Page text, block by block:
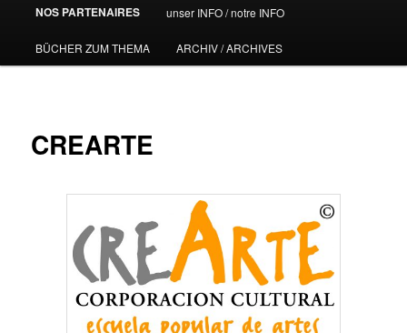
NOS PARTENAIRES unser INFO / notre INFO
BÜCHER ZUM THEMA ARCHIV / ARCHIVES
CREARTE